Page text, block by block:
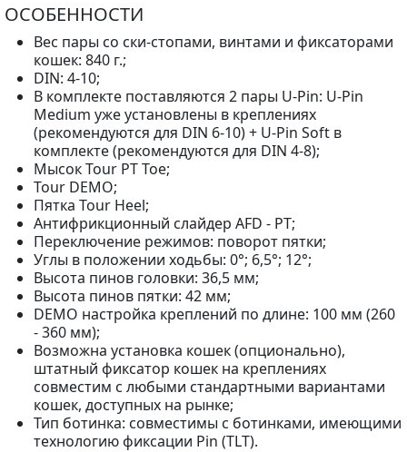
ОСОБЕННОСТИ
Вес пары со ски-стопами, винтами и фиксаторами
кошек: 840 г.;
DIN: 4-10;
В комплекте поставляются 2 пары U-Pin: U-Pin
Medium уже установлены в креплениях
(рекомендуются для DIN 6-10) + U-Pin Soft в
комплекте (рекомендуются для DIN 4-8);
Мысок Tour PT Toe;
Tour DEMO;
Пятка Tour Heel;
Антифрикционный слайдер AFD - PT;
Переключение режимов: поворот пятки;
Углы в положении ходьбы: 0°; 6,5°; 12°;
Высота пинов головки: 36,5 мм;
Высота пинов пятки: 42 мм;
DEMO настройка креплений по длине: 100 мм (260
- 360 мм);
Возможна установка кошек (опционально),
штатный фиксатор кошек на креплениях
совместим с любыми стандартными вариантами
кошек, доступных на рынке;
Тип ботинка: совместимы с ботинками, имеющими
технологию фиксации Pin (TLT).